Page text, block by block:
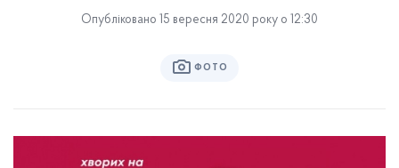
Опубліковано 15 вересня 2020 року о 12:30
ФОТО